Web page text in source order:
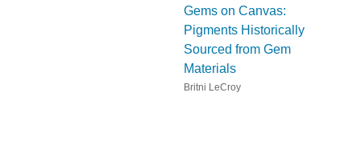
Gems on Canvas:
Pigments Historically
Sourced from Gem
Materials
Britni LeCroy